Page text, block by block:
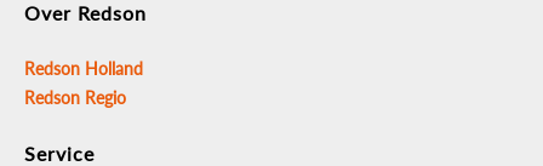
Over Redson
Redson Holland
Redson Regio
Service